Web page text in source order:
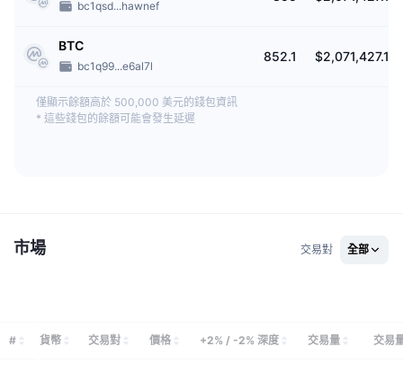
bc1qsd...hawnef
BTC
bc1q99...e6al7l
852.1 $2,071,427.19
僅顯示餘額高於 500,000 美元的錢包資訊
* 這些錢包的餘額可能會發生延遲
市場 交易對 全部
# 貨幣 交易對 價格 +2% / -2% 深度 交易量 交易